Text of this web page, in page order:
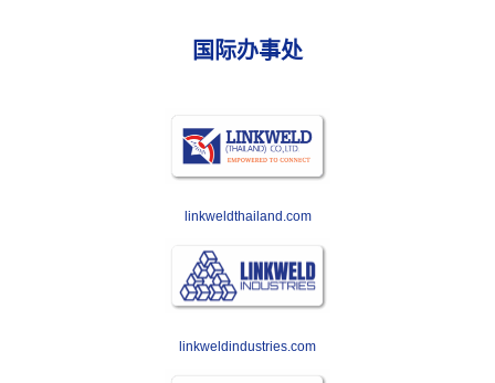
国际办事处
linkweldthailand.com
linkweldindustries.com